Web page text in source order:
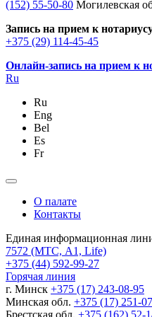
(152) 55-50-80 Могилевская
Запись на прием к
+375 (29) 114-45-45
Онлайн-запись на прием к
Ru
Ru
Eng
Bel
Es
Fr
О палате
Контакты
Единая информационная
7572 (МТС, A1, Life)
+375 (44) 592-99-27
Горячая линия
г. Минск +375 (17) 243-08-95
Минская обл. +375 (17) 251-
Брестская обл. +375 (162) 52-